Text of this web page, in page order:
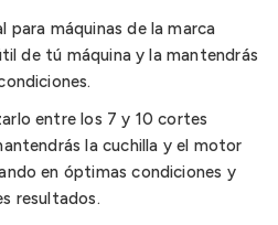
para máquinas de la marca
de tú máquina y la mantendrás
entre los 7 y 10 cortes
la cuchilla y el motor
en óptimas condiciones y
resultados.